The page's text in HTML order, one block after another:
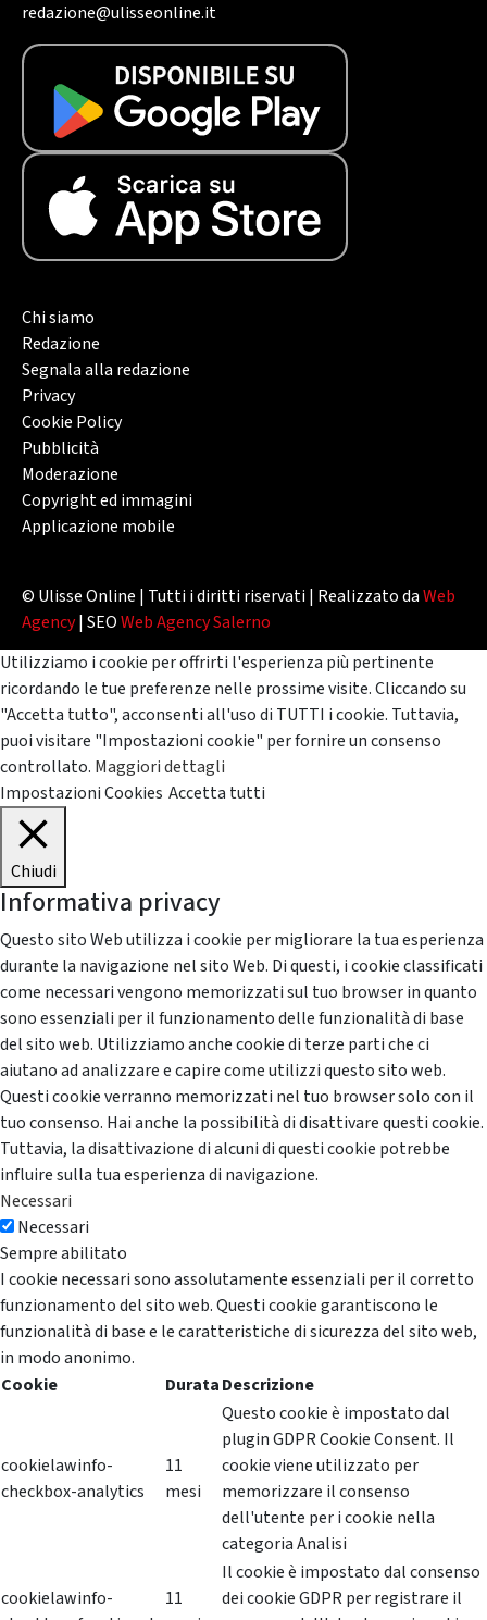
redazione@ulisseonline.it
Chi siamo
Redazione
Segnala alla redazione
Privacy
Cookie Policy
Pubblicità
Moderazione
Copyright ed immagini
Applicazione mobile
© Ulisse Online | Tutti i diritti riservati | Realizzato daWeb
Agency| SEOWeb Agency Salerno
Utilizziamo i cookie per offrirti l'esperienza più pertinente
ricordando le tue preferenze nelle prossime visite. Cliccando su
"Accetta tutto", acconsenti all'uso di TUTTI i cookie. Tuttavia,
puoi visitare "Impostazioni cookie" per fornire un consenso
controllato. Maggiori dettagli
Impostazioni Cookies Accetta tutti
Chiudi
Informativa privacy
Questo sito Web utilizza i cookie per migliorare la tua esperienza
durante la navigazione nel sito Web. Di questi, i cookie classificati
come necessari vengono memorizzati sul tuo browser in quanto
sono essenziali per il funzionamento delle funzionalità di base
del sito web. Utilizziamo anche cookie di terze parti che ci
aiutano ad analizzare e capire come utilizzi questo sito web.
Questi cookie verranno memorizzati nel tuo browser solo con il
tuo consenso. Hai anche la possibilità di disattivare questi cookie.
Tuttavia, la disattivazione di alcuni di questi cookie potrebbe
influire sulla tua esperienza di navigazione.
Necessari
Necessari
Sempre abilitato
I cookie necessari sono assolutamente essenziali per il corretto
funzionamento del sito web. Questi cookie garantiscono le
funzionalità di base e le caratteristiche di sicurezza del sito web,
in modo anonimo.
Cookie
DurataDescrizione
cookielawinfo-
checkbox-analytics
11
mesi
Questo cookie è impostato dal
plugin GDPR Cookie Consent. Il
cookie viene utilizzato per
memorizzare il consenso
dell'utente per i cookie nella
categoria Analisi
cookielawinfo-
11
Il cookie è impostato dal consenso
dei cookie GDPR per registrare il